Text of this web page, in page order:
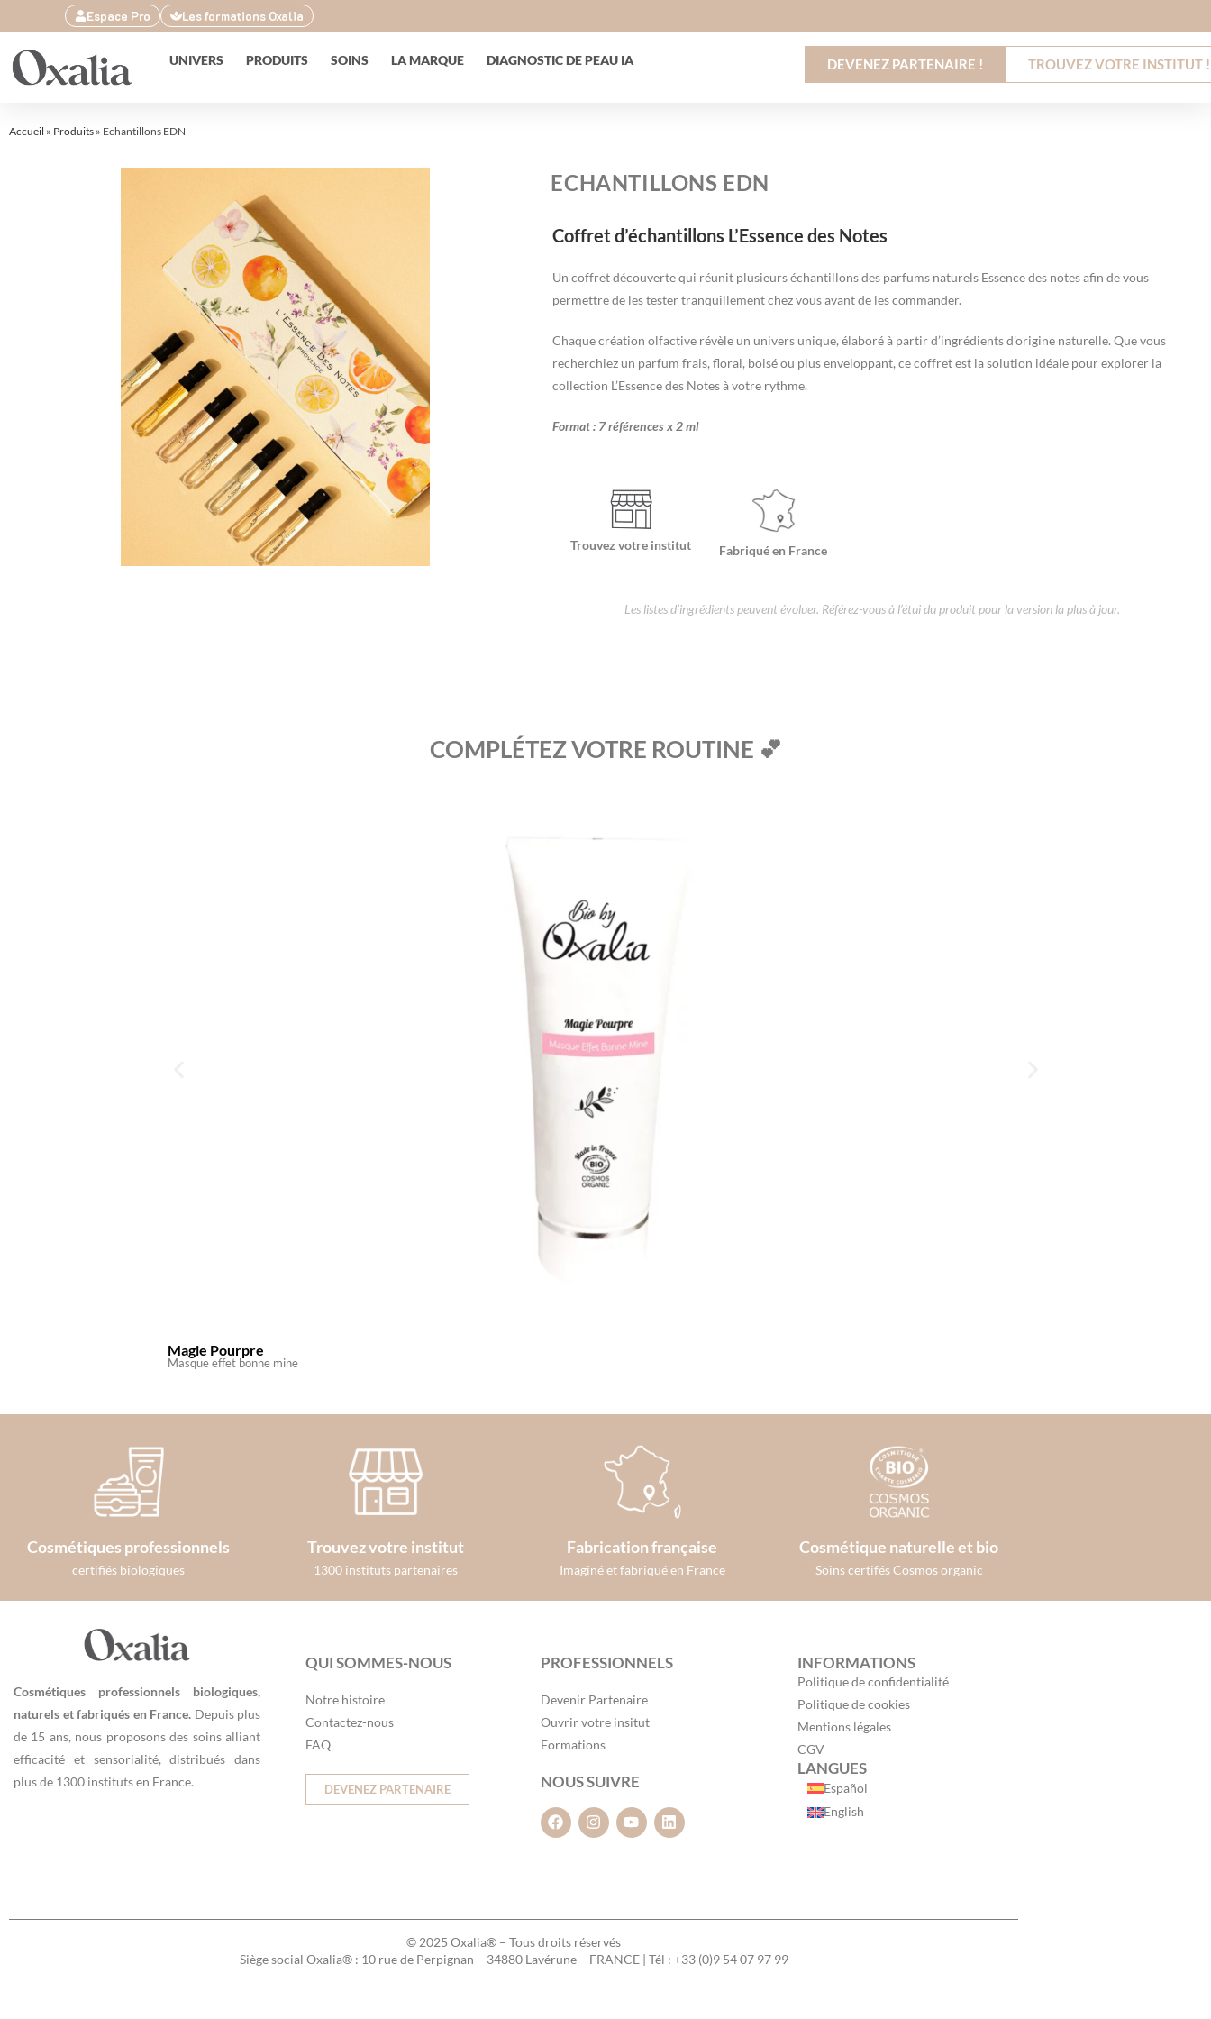
Espace Pro Les formations Oxalia
UNIVERS PRODUITS SOINS LA MARQUE DIAGNOSTIC DE PEAU IA DEVENEZ PARTENAIRE ! TROUVEZ VOTRE INSTITUT !
Accueil » Produits » Echantillons EDN
ECHANTILLONS EDN
Coffret d’échantillons L’Essence des Notes
Un coffret découverte qui réunit plusieurs échantillons des parfums naturels Essence des notes afin de vous
permettre de les tester tranquillement chez vous avant de les commander.
Chaque création olfactive révèle un univers unique, élaboré à partir d’ingrédients d’origine naturelle. Que vous
recherchiez un parfum frais, floral, boisé ou plus enveloppant, ce coffret est la solution idéale pour explorer la
collection L’Essence des Notes à votre rythme.
Format : 7 références x 2 ml
Trouvez votre institut Fabriqué en France
Les listes d’ingrédients peuvent évoluer. Référez-vous à l’étui du produit pour la version la plus à jour.
COMPLÉTEZ VOTRE ROUTINE 💕
Magie Pourpre
Masque effet bonne mine
Cosmétiques professionnels
certifiés biologiques
Trouvez votre institut
1300 instituts partenaires
Fabrication française
Imaginé et fabriqué en France
Cosmétique naturelle et bio
Soins certifés Cosmos organic
Cosmétiques professionnels biologiques,
naturels et fabriqués en France. Depuis plus
de 15 ans, nous proposons des soins alliant
efficacité et sensorialité, distribués dans
plus de 1300 instituts en France.
QUI SOMMES-NOUS
Notre histoire
Contactez-nous
FAQ
DEVENEZ PARTENAIRE
PROFESSIONNELS
Devenir Partenaire
Ouvrir votre insitut
Formations
NOUS SUIVRE
INFORMATIONS
Politique de confidentialité
Politique de cookies
Mentions légales
CGV
LANGUES
Español
English
© 2025 Oxalia® – Tous droits réservés
Siège social Oxalia® : 10 rue de Perpignan – 34880 Lavérune – FRANCE | Tél : +33 (0)9 54 07 97 99